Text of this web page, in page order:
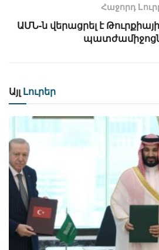
Հաջորդ
ԱՄՆ-ն վերացրել է
Այլ Լուրեր